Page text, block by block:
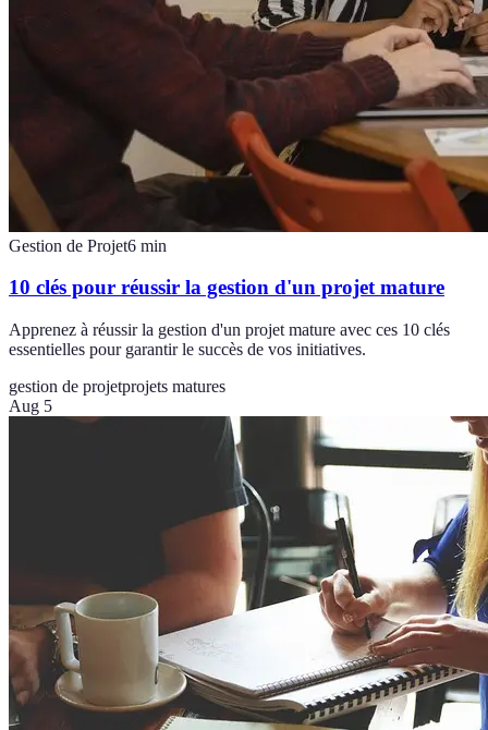
Gestion de Projet6 min
10 clés pour réussir la gestion d'un projet mature
Apprenez à réussir la gestion d'un projet mature avec ces 10 clés
essentielles pour garantir le succès de vos initiatives.
gestion de projetprojets matures
Aug 5